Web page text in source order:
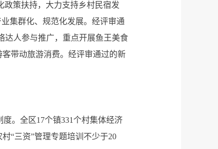
政策扶持，大力支持乡村民宿发
集群化、规范化发展。经评审通
达人参与推广，重点开展鱼王美食
带动旅游消费。经评审通过的新
。全区17个镇331个村集体经济
“三资”管理专题培训不少于20